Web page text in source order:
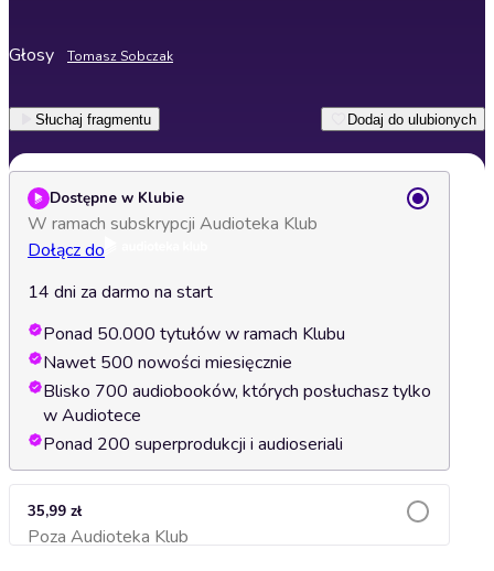
Głosy Tomasz Sobczak
Słuchaj fragmentu Dodaj do ulubionych
Dostępne w Klubie
W ramach subskrypcji Audioteka Klub
Dołącz do
14 dni za darmo na start
Ponad 50.000 tytułów w ramach Klubu
Nawet 500 nowości miesięcznie
Blisko 700 audiobooków, których posłuchasz tylko
w Audiotece
Ponad 200 superprodukcji i audioseriali
35,99 zł
Poza Audioteka KlubDodaj do koszyka